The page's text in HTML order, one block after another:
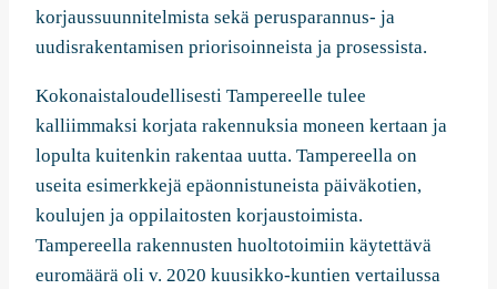
korjaussuunnitelmista sekä perusparannus- ja
uudisrakentamisen priorisoinneista ja prosessista.
Kokonaistaloudellisesti Tampereelle tulee
kalliimmaksi korjata rakennuksia moneen kertaan ja
lopulta kuitenkin rakentaa uutta. Tampereella on
useita esimerkkejä epäonnistuneista päiväkotien,
koulujen ja oppilaitosten korjaustoimista.
Tampereella rakennusten huoltotoimiin käytettävä
euromäärä oli v. 2020 kuusikko-kuntien vertailussa